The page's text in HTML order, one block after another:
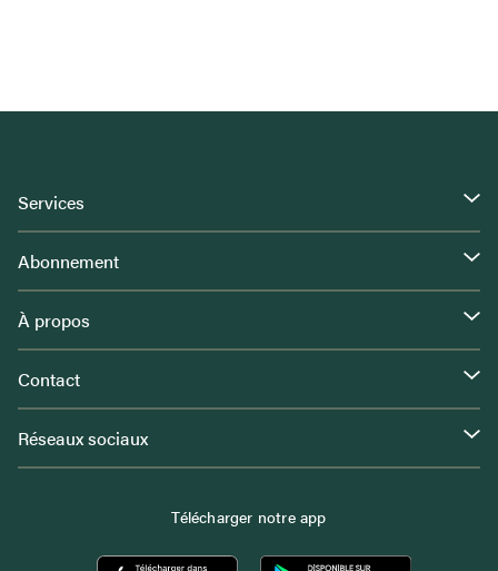
Services
Abonnement
À propos
Contact
Réseaux sociaux
Télécharger notre app